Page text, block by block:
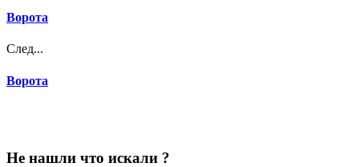
Ворота
След...
Ворота
Не нашли что искали ?